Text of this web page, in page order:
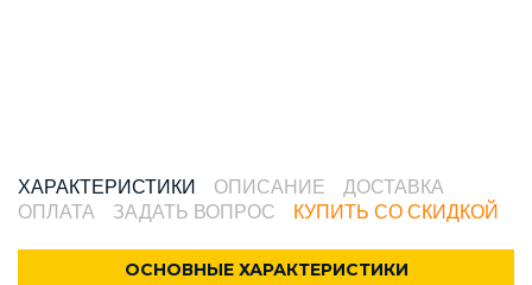
ХАРАКТЕРИСТИКИ ОПИСАНИЕ
ДОСТАВКА
ОПЛАТА
ЗАДАТЬ ВОПРОС КУПИТЬ СО СКИДКОЙ
ОСНОВНЫЕ ХАРАКТЕРИСТИКИ